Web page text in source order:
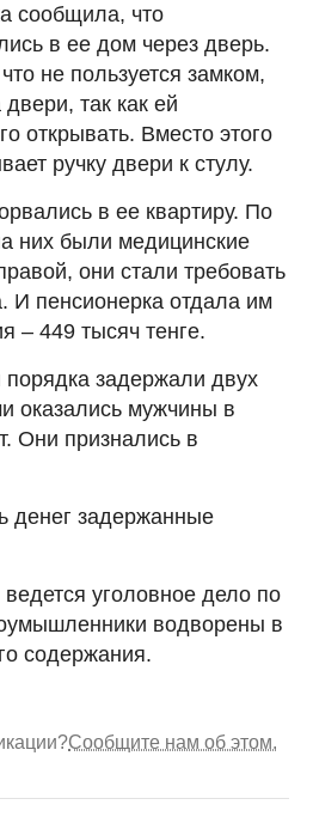
сообщила, что
в ее дом через дверь.
не пользуется замком,
так как ей
открывать. Вместо этого
ручку двери к стулу.
в ее квартиру. По
них были медицинские
они стали требовать
И пенсионерка отдала им
– 449 тысяч тенге.
задержали двух
оказались мужчины в
Они признались в
денег задержанные
уголовное дело по
водворены в
содержания.
Сообщите нам об этом.